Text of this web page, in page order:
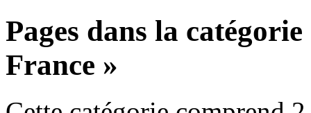
Pages dans la
France »